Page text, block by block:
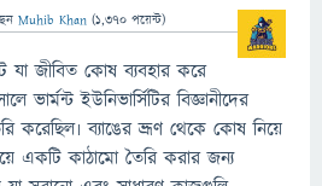
Muhib Khan (1,370 পয়েন্ট)
জীবিত কোষ ব্যবহার করে
ভার্মন্ট ইউনিভার্সিটির বিজ্ঞানীদের
করেছিল৷ ব্যাঙের ভ্রূণ থেকে কোষ নিয়ে
একটি কাঠামো তৈরি করার জন্য